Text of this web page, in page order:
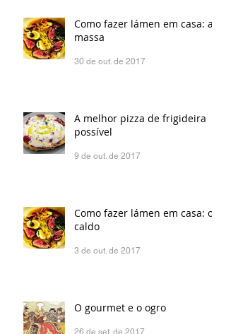
Como fazer lámen em casa: a
massa
30 de out. de 2017
A melhor pizza de frigideira
possível
9 de out. de 2017
Como fazer lámen em casa: o
caldo
3 de out. de 2017
O gourmet e o ogro
26 de set. de 2017